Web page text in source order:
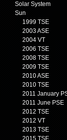
Solar System
Sun
1999 TSE
2003 ASE
2004 VT
2006 TSE
2008 TSE
2009 TSE
2010 ASE
2010 TSE
2011 January
2011 June PSE
2012 TSE
2012 VT
2013 TSE
2015 TSE